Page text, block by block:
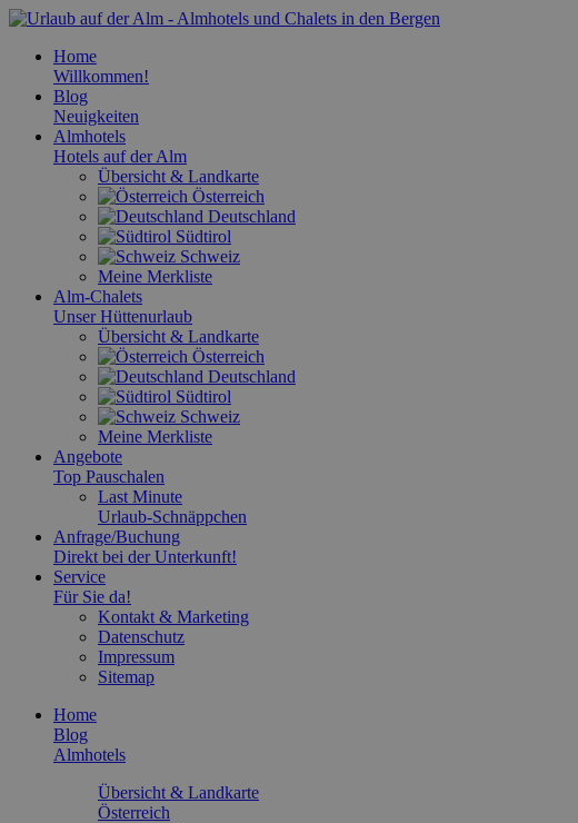
Home
Willkommen!
Blog
Neuigkeiten
Almhotels
Hotels auf der Alm
Übersicht & Landkarte
Österreich
Deutschland
Südtirol
Schweiz
Meine Merkliste
Alm-Chalets
Unser Hüttenurlaub
Übersicht & Landkarte
Österreich
Deutschland
Südtirol
Schweiz
Meine Merkliste
Angebote
Top Pauschalen
Last Minute
Urlaub-Schnäppchen
Anfrage/Buchung
Direkt bei der Unterkunft!
Service
Für Sie da!
Kontakt & Marketing
Datenschutz
Impressum
Sitemap
Home
Blog
Almhotels
Übersicht & Landkarte
Österreich